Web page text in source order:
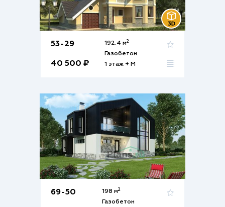
53-29
40 500 ₽
192.4 м2
Газобетон
1 этаж + М
69-50 198 м2
Газобетон